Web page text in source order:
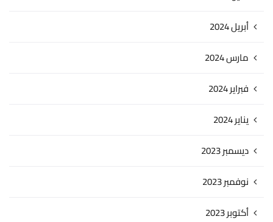
أبريل 2024
مارس 2024
فبراير 2024
يناير 2024
ديسمبر 2023
نوفمبر 2023
أكتوبر 2023